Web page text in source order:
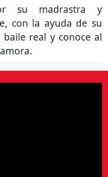
su madrastra y
con la ayuda de su
real y conoce al